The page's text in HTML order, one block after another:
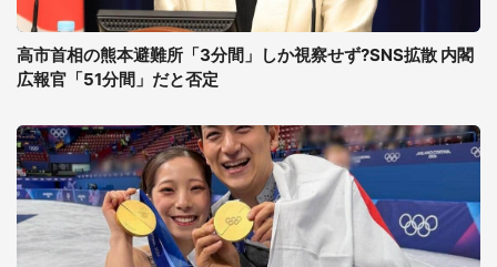
高市首相の熊本避難所「3分間」しか視察せず?SNS拡散 内閣
広報官「51分間」だと否定